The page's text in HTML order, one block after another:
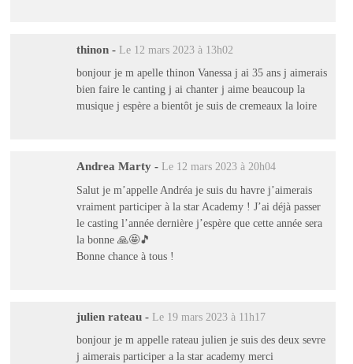
thinon - Le 12 mars 2023 à 13h02
bonjour je m apelle thinon Vanessa j ai 35 ans j aimerais
bien faire le canting j ai chanter j aime beaucoup la
musique j espère a bientôt je suis de cremeaux la loire
Andrea Marty - Le 12 mars 2023 à 20h04
Salut je m’appelle Andréa je suis du havre j’aimerais
vraiment participer à la star Academy ! J’ai déjà passer
le casting l’année dernière j’espère que cette année sera
la bonne 🙏🤩🎵
Bonne chance à tous !
julien rateau - Le 19 mars 2023 à 11h17
bonjour je m appelle rateau julien je suis des deux sevre
j aimerais participer a la star academy merci